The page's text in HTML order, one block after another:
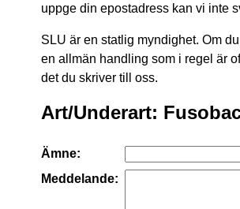
uppge din epostadress kan vi inte
SLU är en statlig myndighet. Om
en allmän handling som i regel är
det du skriver till oss.
Art/Underart:
Ämne:
Meddelande: